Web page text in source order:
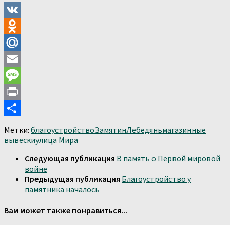
VK
Odnoklassniki
Mail.Ru
Email
Message
Print
Отправить
Метки: благоустройствоЗамятинЛебедяньмагазинные
вывескиулица Мира
Следующая публикация В память о Первой мировой
войне
Предыдущая публикация Благоустройство у
памятника началось
Вам может также понравиться...